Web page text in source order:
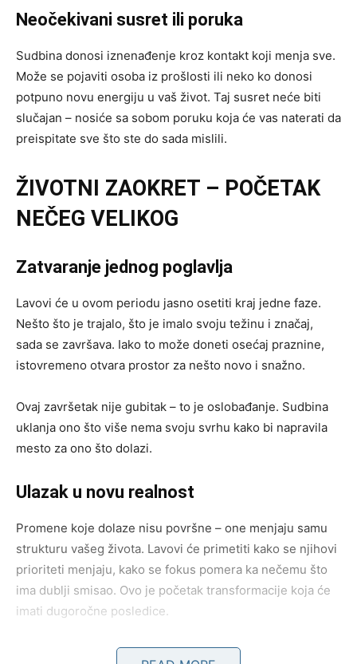
Neočekivani susret ili poruka
Sudbina donosi iznenađenje kroz kontakt koji menja sve.
Može se pojaviti osoba iz prošlosti ili neko ko donosi
potpuno novu energiju u vaš život. Taj susret neće biti
slučajan – nosiće sa sobom poruku koja će vas naterati da
preispitate sve što ste do sada mislili.
ŽIVOTNI ZAOKRET – POČETAK
NEČEG VELIKOG
Zatvaranje jednog poglavlja
Lavovi će u ovom periodu jasno osetiti kraj jedne faze.
Nešto što je trajalo, što je imalo svoju težinu i značaj,
sada se završava. Iako to može doneti osećaj praznine,
istovremeno otvara prostor za nešto novo i snažno.
Ovaj završetak nije gubitak – to je oslobađanje. Sudbina
uklanja ono što više nema svoju svrhu kako bi napravila
mesto za ono što dolazi.
Ulazak u novu realnost
Promene koje dolaze nisu površne – one menjaju samu
strukturu vašeg života. Lavovi će primetiti kako se njihovi
prioriteti menjaju, kako se fokus pomera ka nečemu što
ima dublji smisao. Ovo je početak transformacije koja će
imati dugoročne posledice.